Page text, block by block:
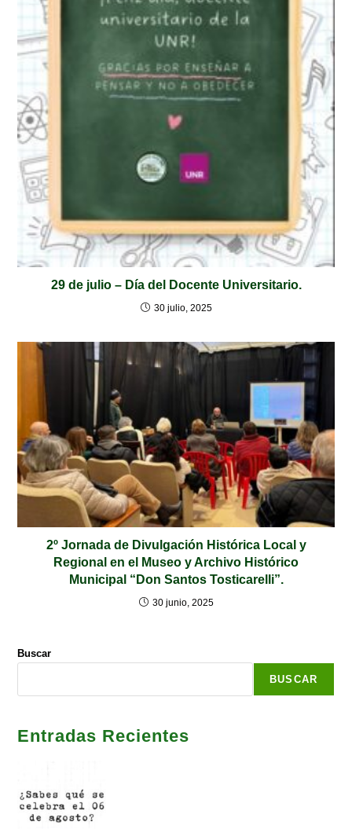
29 de julio – Día del Docente Universitario.
30 julio, 2025
2º Jornada de Divulgación Histórica Local y
Regional en el Museo y Archivo Histórico
Municipal “Don Santos Tosticarelli”.
30 junio, 2025
Buscar
BUSCAR
Entradas Recientes